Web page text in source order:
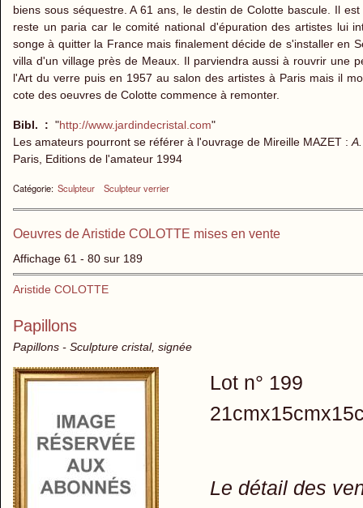
biens sous séquestre. A 61 ans, le destin de Colotte bascule. Il
reste un paria car le comité national d'épuration des artistes lui
songe à quitter la France mais finalement décide de s'installer en
villa d'un village près de Meaux. Il parviendra aussi à rouvrir une
l'Art du verre puis en 1957 au salon des artistes à Paris mais il
cote des oeuvres de Colotte commence à remonter.
Bibl. : "http://www.jardindecristal.com"
Les amateurs pourront se référer à l'ouvrage de Mireille MAZET :
Paris, Editions de l'amateur 1994
Catégorie: Sculpteur Sculpteur verrier
Oeuvres de Aristide COLOTTE mises en vente
Affichage 61 - 80 sur 189
Aristide COLOTTE
Papillons
Papillons - Sculpture cristal, signée
Lot n° 199
Le détail des